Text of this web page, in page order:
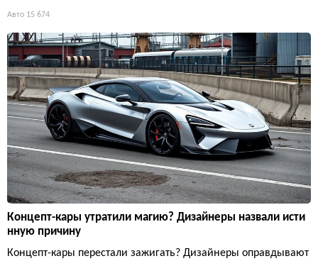
Авто 15 674
Концепт-кары утратили магию? Дизайнеры назвали исти
нную причину
Концепт-кары перестали зажигать? Дизайнеры оправдывают